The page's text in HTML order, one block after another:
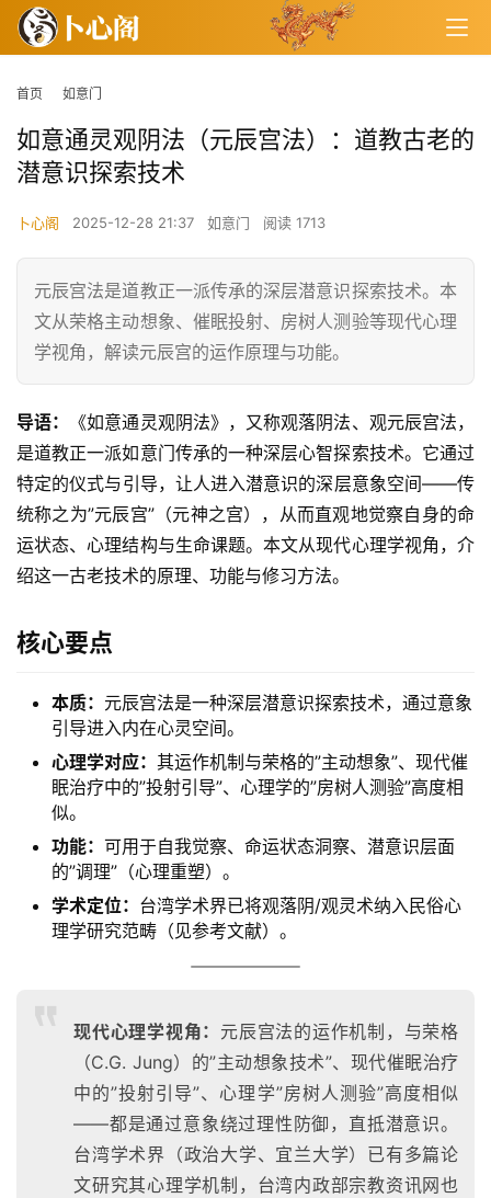
首页 如意门
如意通灵观阴法（元辰宫法）：道教古老的
潜意识探索技术
卜心阁 2025-12-28 21:37 如意门 阅读 1713
元辰宫法是道教正一派传承的深层潜意识探索技术。本
文从荣格主动想象、催眠投射、房树人测验等现代心理
学视角，解读元辰宫的运作原理与功能。
导语：
《如意通灵观阴法》，又称观落阴法、观元辰宫法，
是道教正一派如意门传承的一种深层心智探索技术。它通过
特定的仪式与引导，让人进入潜意识的深层意象空间——传
统称之为”元辰宫”（元神之宫），从而直观地觉察自身的命
运状态、心理结构与生命课题。本文从现代心理学视角，介
绍这一古老技术的原理、功能与修习方法。
核心要点
本质： 元辰宫法是一种深层潜意识探索技术，通过意象
引导进入内在心灵空间。
心理学对应： 其运作机制与荣格的”主动想象”、现代催
眠治疗中的”投射引导”、心理学的”房树人测验”高度相
似。
功能： 可用于自我觉察、命运状态洞察、潜意识层面
的”调理”（心理重塑）。
学术定位： 台湾学术界已将观落阴/观灵术纳入民俗心
理学研究范畴（见参考文献）。
现代心理学视角： 元辰宫法的运作机制，与荣格
（C.G. Jung）的”主动想象技术”、现代催眠治疗
中的”投射引导”、心理学”房树人测验”高度相似
——都是通过意象绕过理性防御，直抵潜意识。
台湾学术界（政治大学、宜兰大学）已有多篇论
文研究其心理学机制，台湾内政部宗教资讯网也